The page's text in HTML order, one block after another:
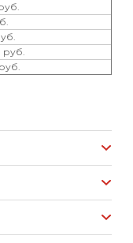
руб.